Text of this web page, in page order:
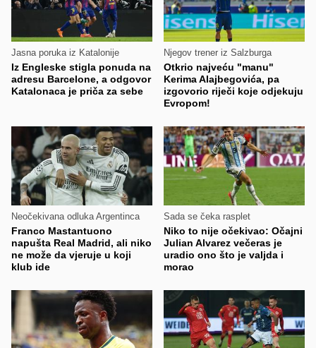
Jasna poruka iz Katalonije
Iz Engleske stigla ponuda na
adresu Barcelone, a odgovor
Katalonaca je priča za sebe
Njegov trener iz Salzburga
Otkrio najveću "manu"
Kerima Alajbegovića, pa
izgovorio riječi koje odjekuju
Evropom!
Neočekivana odluka Argentinca
Franco Mastantuono
napušta Real Madrid, ali niko
ne može da vjeruje u koji
klub ide
Sada se čeka rasplet
Niko to nije očekivao: Očajni
Julian Alvarez večeras je
uradio ono što je valjda i
morao